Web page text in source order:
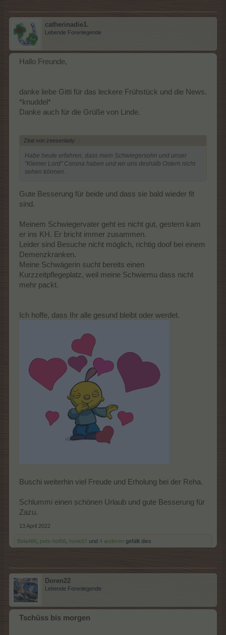
catherinadie1.
Lebende Forenlegende
Hallo Freunde,
danke liebe Gitti für das leckere Frühstück und die News.
*knuddel*
Danke auch für die Grüße von Linde.
Zitat von zeesenlady: ↑
Habe heute erfahren, dass mein Schwiegersohn und unser
"Kleiner Lord" Corona haben und wir uns deshalb Ostern nicht
sehen können.
Gute Besserung für beide und dass sie bald wieder fit
sind.
Meinem Schwiegervater geht es nicht gut, gestern kam
er ins KH. Er bricht immer zusammen.
Leider sind Besuche nicht möglich, richtig doof bei einem
Demenzkranken.
Meine Schwägerin sucht bereits einen
Kurzzeitpflegeplatz, weil meine Schwiemu dass nicht
mehr packt.
Ich hoffe, dass Ihr alle gesund bleibt oder werdet.
Buschi weiterhin viel Freude und Erholung bei der Reha.
Schlummi einen schönen Urlaub und gute Besserung für
Zazu.
13 April 2022
Bela486 pets-hof66 honk67 und 4 anderen gefällt dies.
Doren22
Lebende Forenlegende
Tschüss bis morgen